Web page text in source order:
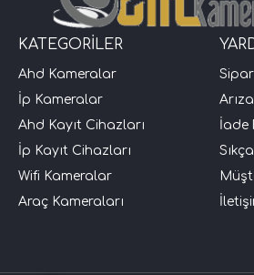
KATEGORİLER
Ahd Kameralar
İp Kameralar
Ahd Kayıt Cihazları
İp Kayıt Cihazları
Wifi Kameralar
Araç Kameraları
İade